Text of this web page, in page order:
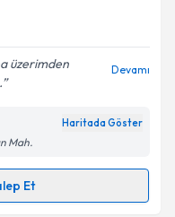
üzerimden
Devamı
Haritada Göster
Mah.
Et